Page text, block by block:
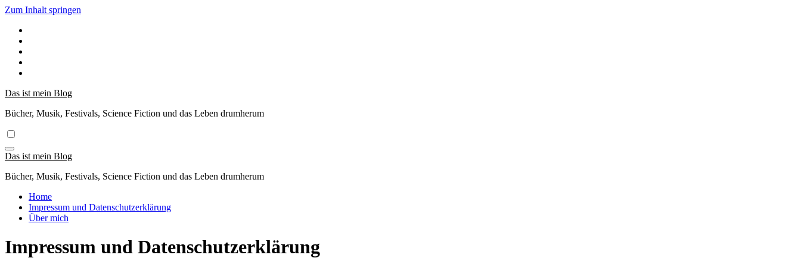
Zum Inhalt springen
Das ist mein Blog
Bücher, Musik, Festivals, Science Fiction und das Leben drumherum
Das ist mein Blog
Bücher, Musik, Festivals, Science Fiction und das Leben drumherum
Home
Impressum und Datenschutzerklärung
Über mich
Impressum und Datenschutzerklärung